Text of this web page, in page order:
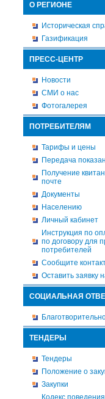
О РЕГИОНЕ
Историческая
Газификация
ПРЕСС-ЦЕНТР
Новости
СМИ о нас
Фотогалерея
ПОТРЕБИТЕЛЯМ
Тарифы и цены
Передача
Получение
почте
Документы
Населению
Личный кабинет
Инструкция по
по договору для
потребителей
Сообщите
Оставить заявку
СОЦИАЛЬНАЯ
ТЕНДЕРЫ
Тендеры
Положение о
Закупки
Кодекс